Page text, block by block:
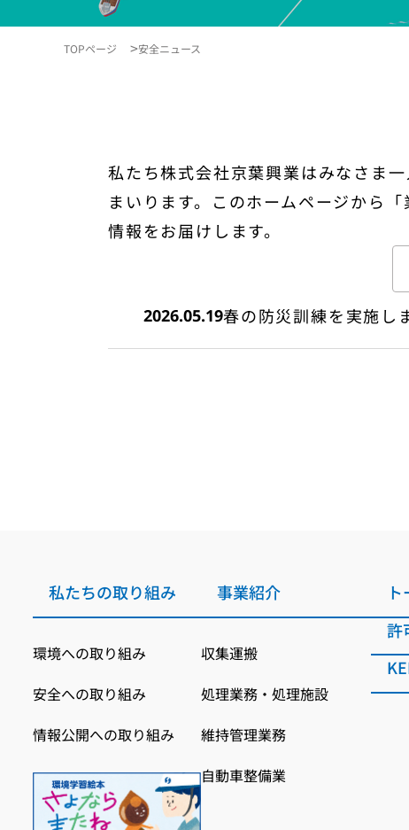
TOPページ 安全ニュース
私たち株式会社京葉興業はみなさま
まいります。このホームページから
情報をお届けします。
2026.05.19春の防災訓練を実施し
私たちの取り組み
環境への取り組み
安全への取り組み
情報公開への取り組み
事業紹介
収集運搬
処理業務・処理施設
維持管理業務
自動車整備業
許